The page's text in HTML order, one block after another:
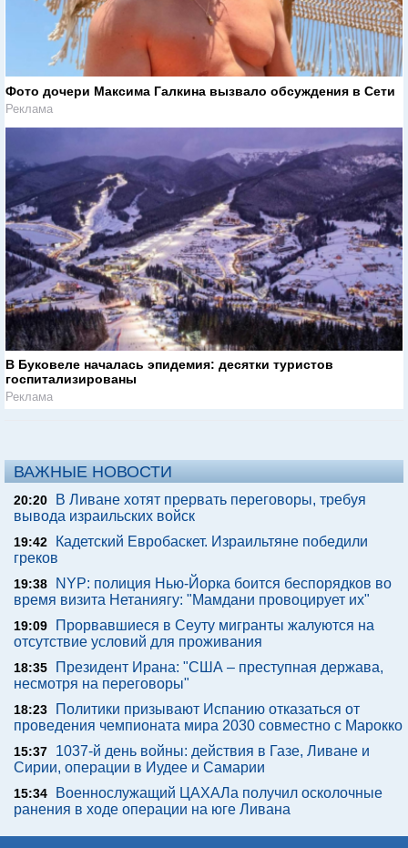
Фото дочери Максима Галкина вызвало обсуждения в Сети
Реклама
В Буковеле началась эпидемия: десятки туристов
госпитализированы
Реклама
ВАЖНЫЕ НОВОСТИ
20:20
В Ливане хотят прервать переговоры, требуя
вывода израильских войск
19:42
Кадетский Евробаскет. Израильтяне победили
греков
19:38
NYP: полиция Нью-Йорка боится беспорядков во
время визита Нетаниягу: "Мамдани провоцирует их"
19:09
Прорвавшиеся в Сеуту мигранты жалуются на
отсутствие условий для проживания
18:35
Президент Ирана: "США – преступная держава,
несмотря на переговоры"
18:23
Политики призывают Испанию отказаться от
проведения чемпионата мира 2030 совместно с Марокко
15:37
1037-й день войны: действия в Газе, Ливане и
Сирии, операции в Иудее и Самарии
15:34
Военнослужащий ЦАХАЛа получил осколочные
ранения в ходе операции на юге Ливана